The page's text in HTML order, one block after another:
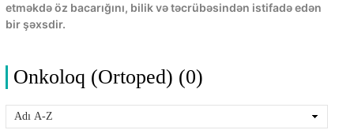
etməkdə öz bacarığını, bilik və təcrübəsindən istifadə edən
bir şəxsdir.
Onkoloq (Ortoped) (0)